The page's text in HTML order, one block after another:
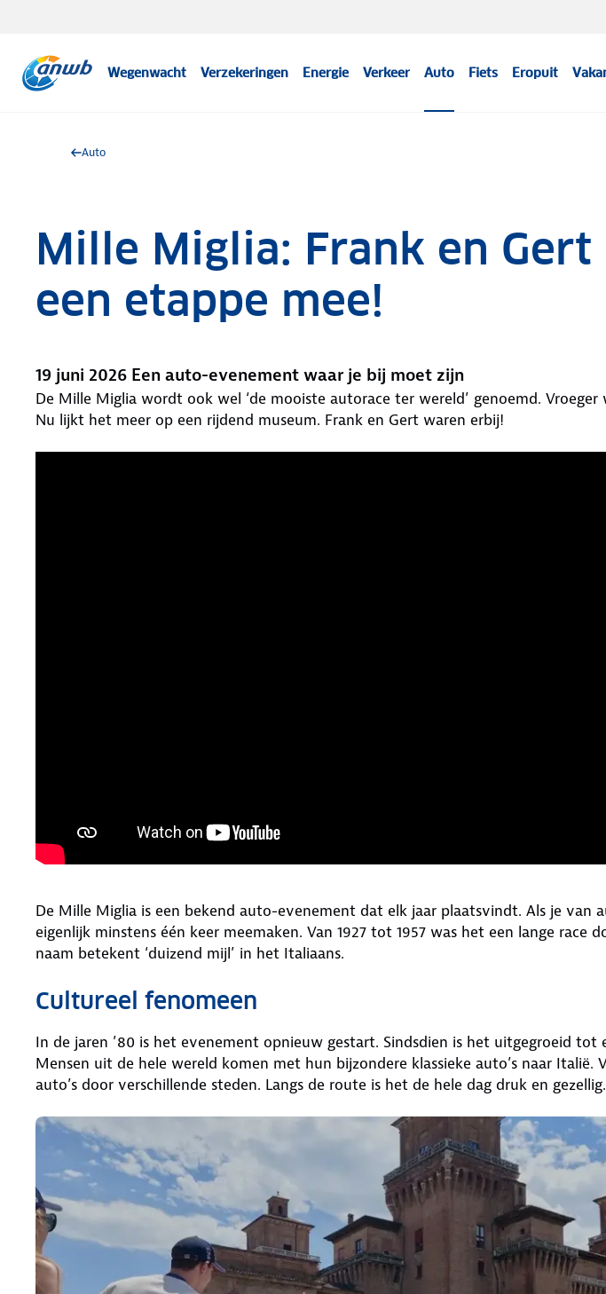
Wegenwacht Verzekeringen Energie Verkeer Auto Fiets Eropuit
Auto
Mille Miglia: Frank en Gert
een etappe mee!
19 juni 2026 Een auto-evenement waar je bij moet zijn
De Mille Miglia wordt ook wel ‘de mooiste autorace ter wereld’ genoemd. Vroeger
Nu lijkt het meer op een rijdend museum. Frank en Gert waren erbij!
De Mille Miglia is een bekend auto-evenement dat elk jaar plaatsvindt. Als je van
eigenlijk minstens één keer meemaken. Van 1927 tot 1957 was het een lange race
naam betekent ‘duizend mijl’ in het Italiaans.
Cultureel fenomeen
In de jaren ’80 is het evenement opnieuw gestart. Sindsdien is het uitgegroeid tot
Mensen uit de hele wereld komen met hun bijzondere klassieke auto’s naar Italië.
auto’s door verschillende steden. Langs de route is het de hele dag druk en gezellig.